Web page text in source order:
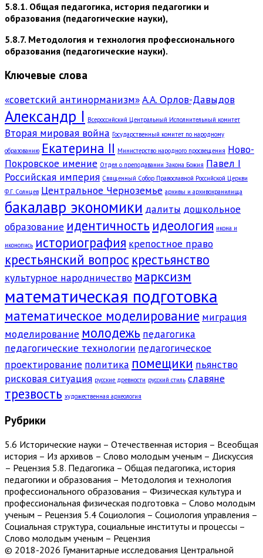
5.8.1. Общая педагогика, история педагогики и
образования (педагогические науки),
5.8.7. Методология и технология профессионального
образования (педагогические науки).
Ключевые слова
«советский антинорманизм»А.А. Орлов-Давыдов
Александр I Всероссийский Центральный Исполнительный комитет
Вторая мировая война Государственный комитет по народному
образованию Екатерина II Министерство народного просвещения Ново-
Покровское имение Отдел о преподавании Закона Божия Павел I
Российская империя Священный Собор Православной Российской Церкви
Ф.Г. Солнцев Центральное Черноземье архивы и архивохранилища
бакалавр экономики далиты дошкольное
образование идентичность идеология икона и
иконопись историография крепостное право
крестьянский вопрос крестьянство
культурное народничество марксизм
математическая подготовка
математическое моделирование миграция
моделирование молодежь педагогика
педагогические технологии педагогическое
проектирование политика помещики пьянство
рисковая ситуация русские древности русский стиль славяне
трезвость художественная археология
Рубрики
5.6 Исторические науки – Отечественная история – Всеобщая
история – Из архивов – Слово молодым ученым – Дискуссия
– Рецензия 5.8. Педагогика – Общая педагогика, история
педагогики и образования – Методология и технология
профессионального образования – Физическая культура и
профессиональная физическая подготовка – Слово молодым
ученым – Рецензия 5.4 Социология – Социология управления –
Социальная структура, социальные институты и процессы –
Слово молодым ученым – Рецензия
© 2018-2026 Гуманитарные исследования Центральной